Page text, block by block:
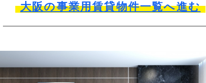
大阪の事業用賃貸物件一覧へ進む